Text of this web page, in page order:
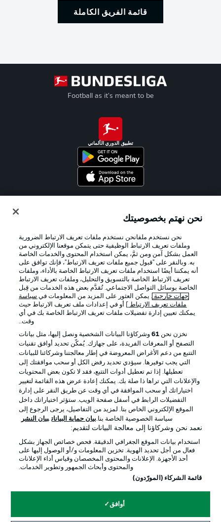
قائمة الفريق الكاملة
Football as it's meant to be
تطبيق الدوري الألماني
الإعلانات الإخطارات القانونية
شروط الاستخدام القنوات الناقلة
الوظائف جهة النشر
تواصل معنا اللاعبون
© 2026 Bundesliga-Gruppe GmbH
نحن نهتم بخصوصيتك
نحن نستخدم ملفانحن نستخدم ملفات تعريف الارتباط الضرورية
وملفات تعريف الارتباط الوظيفية حتى يتمكن موقعنا الإلكتروني من
العمل بشكل آمن ومن ثمَّ، يمكن استخدام المحتوى والخدمات الخاصة
به. وبالنقر على "قبول جميع ملفات تعريف الارتباط"، فإنك توافق على
أنه يمكننا أيضًا استخدام ملفات تعريف الارتباط الخاصة بالأداء، وملفات
تعريف الارتباط الخاصة بالتسويق والتحليل، وملفات تعريف الارتباط
الخاصة بوسائل التواصل الاجتماعي. تُقدَّم بعض هذه الخدمات من قِبل
جهات خارجية . يمكن العثور على المزيد من المعلومات في سياسة
ملفات تعريف الارتباط
] أو في إعدادات ملف تعريف الارتباط حيث
يمكنك تعيين إدارة تفضيلات ملفات تعريف الارتباط الخاصة بك في أي
وقت..
نخزن نحن 61وشركاؤنا البيانات الشخصية ونصل إليها، مثل بيانات
التصفح أو المعرفات الفريدة، على جهازك. يُمكّن تحديد أوافق تقنيات
التتبع من دعم الأغراض المعروضة في إطار معالجتنا وشركائنا للبيانات
التي يجب توفيرها. سيؤدي تحديد رفض الكل أو سحب موافقتك إلى
تعطيلها. إذا تم تعطيل أدوات التتبع، فقد لا تكون بعض المحتويات
والإعلانات التي تراها ذا صلة بك. يمكنك إعادة عرض هذه القائمة لتغيير
اختياراتك أو سحب الموافقة في أي وقت عن طريق النقر على إدارة
التفضيلات الرابط في أسفل صفحة الويب. ستؤثر اختياراتك داخل
الموقع الإلكتروني الخاص بنا. لمزيد من التفاصيل، يرجى الرجوع إلى
سياسة الخصوصية الخاصة بنا.بيان حماية البيانات بيان النشر
نعمد نحن وشركاؤنا إلى معالجة البيانات لتقديم:
استخدام بيانات الموقع الجغرافي الدقيقة. فحص خصائص الجهاز بشكل
فعال من أجل تحديد الهوية. تخزين المعلومات و/أو الوصول إليها على
أحد الأجهزة. الإعلانات والمحتوى المخصصان وقياس أداء الإعلانات
والمحتوى وأبحاث الجمهور وتطوير الخدمات.
قائمة الشركاء (المورّدون)
أوافق